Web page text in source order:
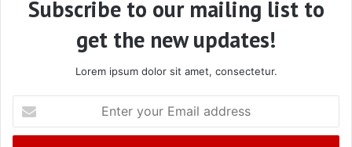
Subscribe to our mailing list to
get the new updates!
Lorem ipsum dolor sit amet, consectetur.
your
Email